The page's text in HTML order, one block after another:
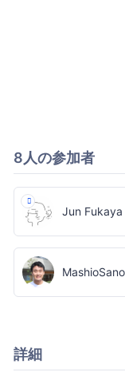
8人の参加者
Jun Fukaya
MashioSano
詳細